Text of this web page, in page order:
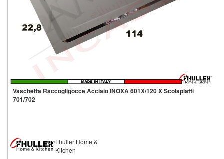
Vaschetta Raccogligocce Acciaio INOXA 601X/120 X Scolapiatti
701/702
Fhuller Home &
Kitchen